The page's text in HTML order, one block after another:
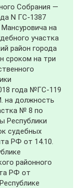
Собрания —
N ГС-1387
на
участка
район города
сроком на три
года №ГС-119
на должность
№ 8 по
Республики
судебных
РФ от 14.10.
районного
РФ от